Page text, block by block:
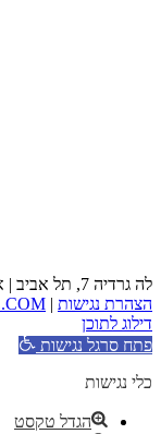
לה גרדיה 7, תל אביב | א׳ - ה׳ 18:00 - 9:00 |
הצהרת נגישות |
דילוג לתוכן
פתח סרגל נגישות
כלי נגישות
הגדל טקסט